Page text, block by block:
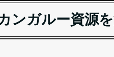
ンガルー資源